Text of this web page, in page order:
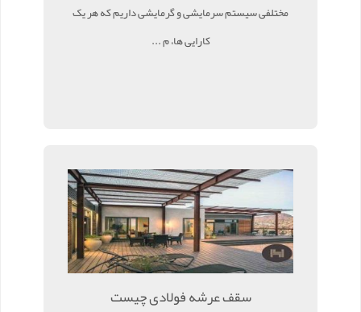
مختلفی سیستم سرمایشی و گرمایشی داریم که هر یک
کارایی ها، م ...
سقف عرشه فولادی چیست